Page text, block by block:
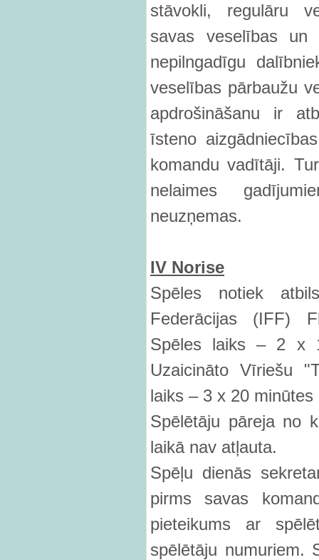
stāvokli, regulāru
savas veselības un
nepilngadīgu
veselības pārbaužu
apdrošināšanu ir
īsteno
komandu vadītāji.
nelaimes
neuzņemas.
IV Norise
Spēles notiek
Federācijas (IFF)
Spēles laiks – 2 x
Uzaicināto Vīriešu
laiks – 3 x 20
Spēlētāju pāreja no
laikā nav atļauta.
Spēļu dienās
pirms savas
pieteikums ar
spēlētāju numuriem.